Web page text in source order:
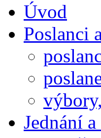
Úvod
Poslanci
Jednání